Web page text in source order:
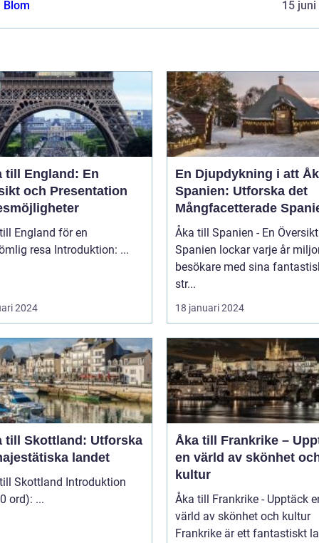
Blom 15 juni
till England: En
och Presentation
England för en
oförglömlig resa Introduktion: ...
2024
En Djupdykning i att
Spanien: Utforska det
Mångfacetterade
Åka till Spanien - En Översikt
Spanien lockar varje år
besökare med sina
str...
18 januari 2024
till Skottland: Utforska
landet
Introduktion
(ca 200 ord): ...
Åka till Frankrike –
en värld av skönhet
kultur
Åka till Frankrike - Upptäck
värld av skönhet och kultur
Frankrike är ett fantastiskt